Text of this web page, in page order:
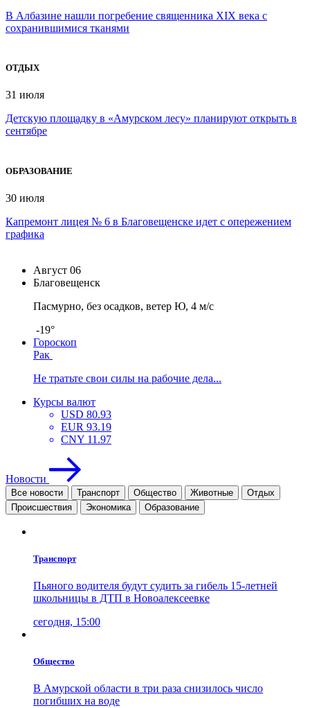
В Албазине нашли погребение священника XIX века с
сохранившимися тканями
ОТДЫХ
31 июля
Детскую площадку в «Амурском лесу» планируют открыть в
сентябре
ОБРАЗОВАНИЕ
30 июля
Капремонт лицея № 6 в Благовещенске идет с опережением
графика
Август 06
Благовещенск
Пасмурно, без осадков, ветер Ю, 4 м/с
-19°
Гороскоп
Рак
Не тратьте свои силы на рабочие дела...
Курсы валют
USD 80.93
EUR 93.19
CNY 11.97
Новости
Все новости Транспорт Общество Животные
Отдых
Проиcшествия
Экономика Образование
Транспорт
Пьяного водителя будут судить за гибель 15-летней
школьницы в ДТП в Новоалексеевке
сегодня, 15:00
Общество
В Амурской области в три раза снизилось число
погибших на воде